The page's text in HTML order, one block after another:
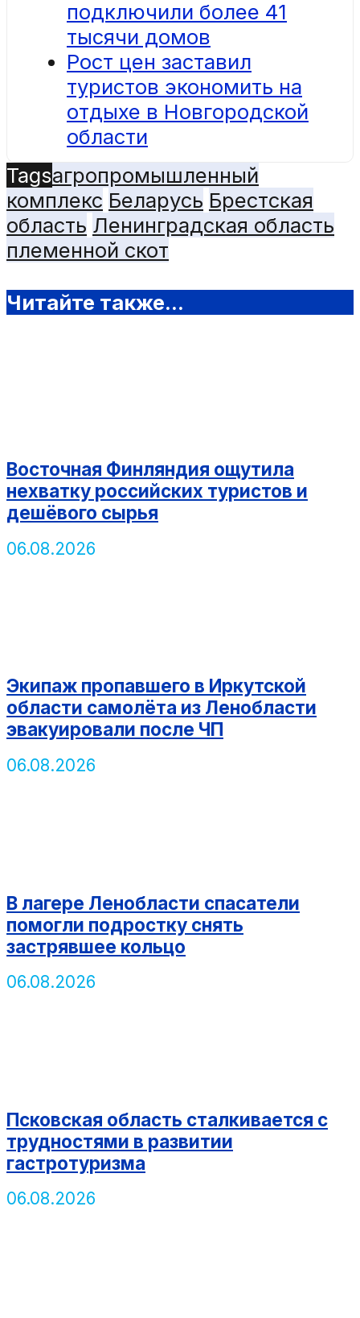
подключили более 41
тысячи домов
Рост цен заставил
туристов экономить на
отдыхе в Новгородской
области
Tagsагропромышленный
комплекс Беларусь Брестская
область Ленинградская область
племенной скот
Читайте также...
Восточная Финляндия ощутила
нехватку российских туристов и
дешёвого сырья
06.08.2026
Экипаж пропавшего в Иркутской
области самолёта из Ленобласти
эвакуировали после ЧП
06.08.2026
В лагере Ленобласти спасатели
помогли подростку снять
застрявшее кольцо
06.08.2026
Псковская область сталкивается с
трудностями в развитии
гастротуризма
06.08.2026